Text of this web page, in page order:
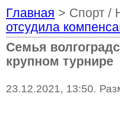
Главная > Спорт /
отсудила
Семья
крупном турнире
23.12.2021, 13:50.